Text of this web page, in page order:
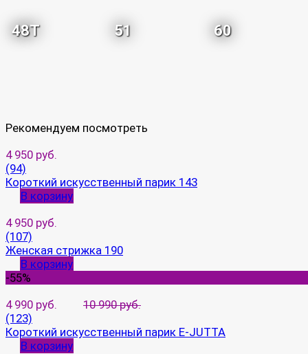
48T 51 60
Рекомендуем посмотреть
4 950 руб.
(94)
Короткий искусственный парик 143
В корзину
4 950 руб.
(107)
Женская стрижка 190
В корзину
-55%
4 990 руб.
10 990 руб.
(123)
Короткий искусственный парик E-JUTTA
В корзину